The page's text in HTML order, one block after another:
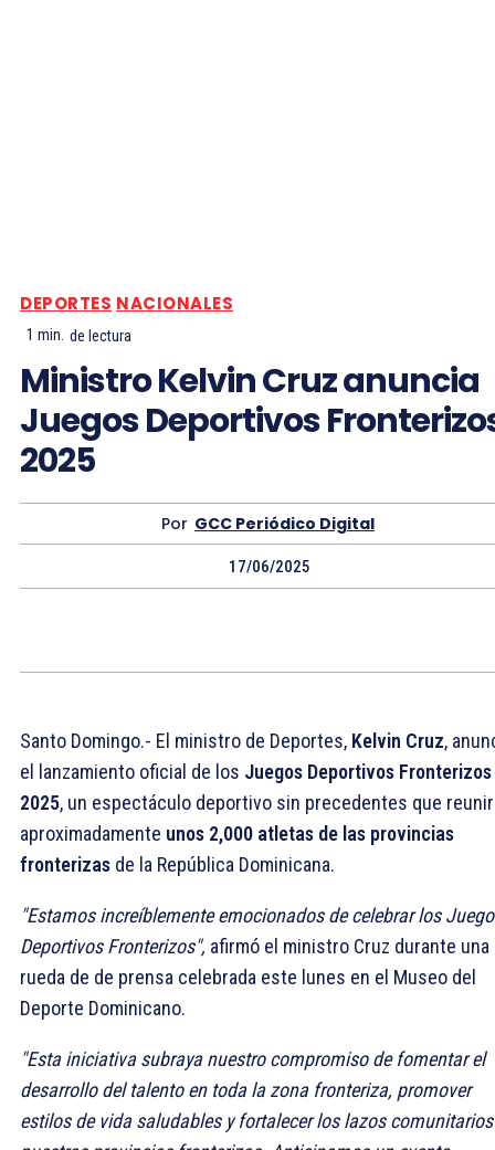
DEPORTES NACIONALES
1 min. de lectura
Ministro Kelvin Cruz anuncia
Juegos Deportivos
2025
Por GCC Periódico Digital
17/06/2025
Santo Domingo.- El ministro de Deportes, Kelvin Cruz,
el lanzamiento oficial de los Juegos Deportivos Fronterizos
2025, un espectáculo deportivo sin precedentes que
aproximadamente unos 2,000 atletas de las provincias
fronterizas de la República Dominicana.
"Estamos increíblemente emocionados de celebrar los
Deportivos Fronterizos", afirmó el ministro Cruz durante una
rueda de de prensa celebrada este lunes en el Museo del
Deporte Dominicano.
"Esta iniciativa subraya nuestro compromiso de fomentar el
desarrollo del talento en toda la zona fronteriza, promover
estilos de vida saludables y fortalecer los lazos